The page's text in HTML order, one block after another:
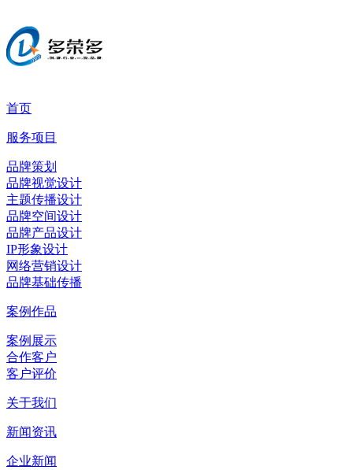
首页
服务项目
品牌策划
品牌视觉设计
主题传播设计
品牌空间设计
品牌产品设计
IP形象设计
网络营销设计
品牌基础传播
案例作品
案例展示
合作客户
客户评价
关于我们
新闻资讯
企业新闻